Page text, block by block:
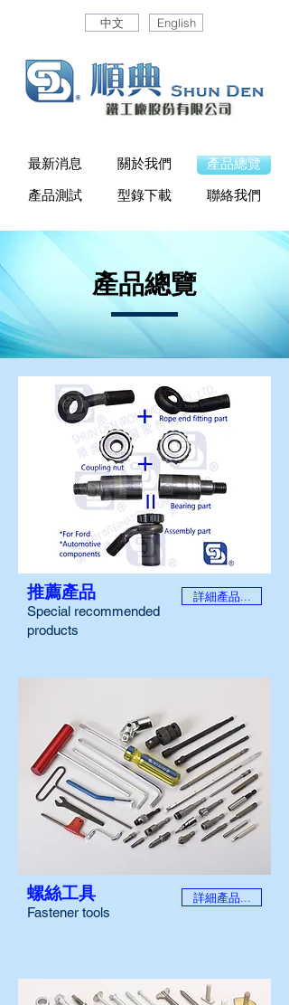
中文 English
最新消息
產品測試
關於我們
型錄下載
產品總覽
聯絡我們
產品總覽
推薦產品
Special recommended
products
詳細產品...
螺絲工具
Fastener tools
詳細產品...